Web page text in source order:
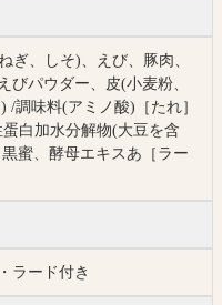
ぎ、しそ)、えび、豚肉、
びパウダー、皮(小麦粉、
調味料(アミノ酸)［たれ］
白加水分解物(大豆を含
蜜、酵母エキスあ［ラー
ラード付き